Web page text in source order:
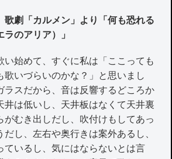
劇「カルメン」より「何も恐れる
のアリア）」
始めて、すぐに私は「ここっても
歌いづらいのかな？」と思いまし
ラスだから、音は反響するどころか
井は低いし、天井板はなくて天井裏
がむき出しだし、吹付けもしてあっ
し、左右や奥行きは案外あるし、
ているし、気にはならないとは言